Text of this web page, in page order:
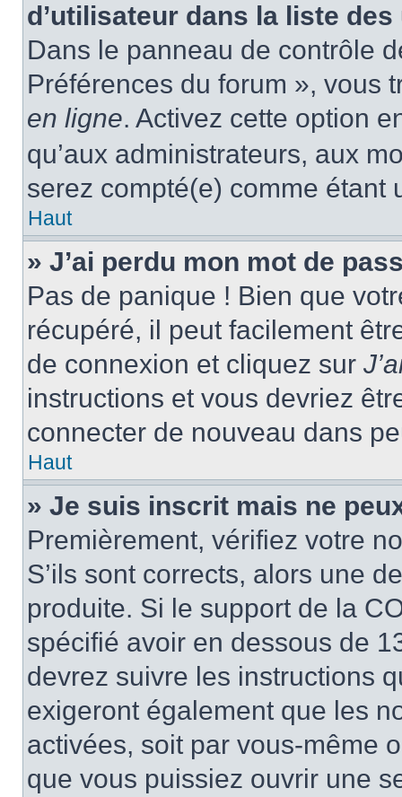
d’utilisateur dans la liste
Dans le panneau de contrôle
Préférences du forum », vous
en ligne. Activez cette option
qu’aux administrateurs, aux
serez compté(e) comme étant
Haut
» J’ai perdu mon mot de
Pas de panique ! Bien que
récupéré, il peut facilement
de connexion et cliquez sur
instructions et vous devriez
connecter de nouveau dans
Haut
» Je suis inscrit mais ne
Premièrement, vérifiez votre
S’ils sont corrects, alors une
produite. Si le support de la
spécifié avoir en dessous de
devrez suivre les instructions
exigeront également que les
activées, soit par vous-même
que vous puissiez ouvrir une